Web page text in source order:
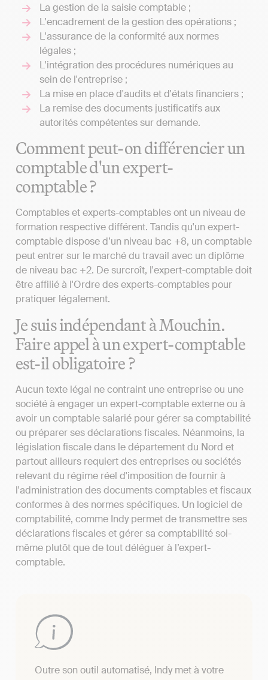
La gestion de la saisie comptable ;
L'encadrement de la gestion des opérations ;
L'assurance de la conformité aux normes
légales ;
L'intégration des procédures numériques au
sein de l'entreprise ;
La mise en place d'audits et d'états financiers ;
La remise des documents justificatifs aux
autorités compétentes sur demande.
Comment peut-on différencier un
comptable d'un expert-
comptable ?
Comptables et experts-comptables ont un niveau de
formation respective différent. Tandis qu'un expert-
comptable dispose d’un niveau bac +8, un comptable
peut entrer sur le marché du travail avec un diplôme
de niveau bac +2. De surcroît, l'expert-comptable doit
être affilié à l'Ordre des experts-comptables pour
pratiquer légalement.
Je suis indépendant à Mouchin.
Faire appel à un expert-comptable
est-il obligatoire ?
Aucun texte légal ne contraint une entreprise ou une
société à engager un expert-comptable externe ou à
avoir un comptable salarié pour gérer sa comptabilité
ou préparer ses déclarations fiscales. Néanmoins, la
législation fiscale dans le département du Nord et
partout ailleurs requiert des entreprises ou sociétés
relevant du régime réel d'imposition de fournir à
l'administration des documents comptables et fiscaux
conformes à des normes spécifiques. Un logiciel de
comptabilité, comme Indy permet de transmettre ses
déclarations fiscales et gérer sa comptabilité soi-
même plutôt que de tout déléguer à l’expert-
comptable.
Outre son outil automatisé, Indy met à votre